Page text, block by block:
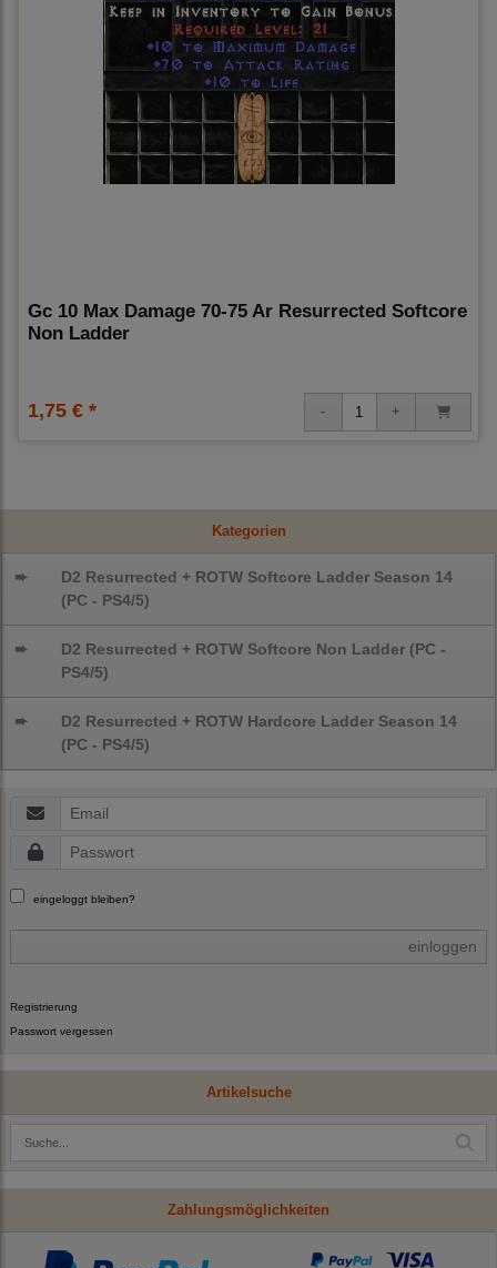
Kategorien
➨
D2 Resurrected + ROTW Softcore Ladder Season 14
(PC - PS4/5)
➨
D2 Resurrected + ROTW Softcore Non Ladder (PC -
PS4/5)
➨
D2 Resurrected + ROTW Hardcore Ladder Season 14
(PC - PS4/5)
eingeloggt bleiben?
einloggen
Registrierung
Passwort vergessen
Artikelsuche
Gc 10 Max Damage 70-75 Ar Resurrected Softcore
Non Ladder
1,75 € *
Zahlungsmöglichkeiten